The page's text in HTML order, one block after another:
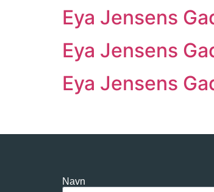
Eya Jensens
Eya Jensens
Eya Jensens
Navn